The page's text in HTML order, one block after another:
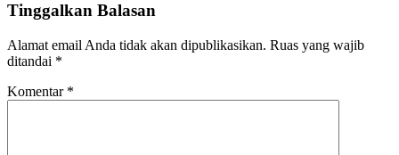
Tinggalkan Balasan
Alamat email Anda tidak akan dipublikasikan. Ruas yang wajib
ditandai *
Komentar *